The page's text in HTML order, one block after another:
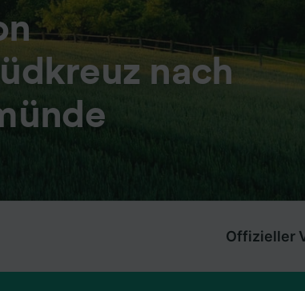
nach
Offizieller